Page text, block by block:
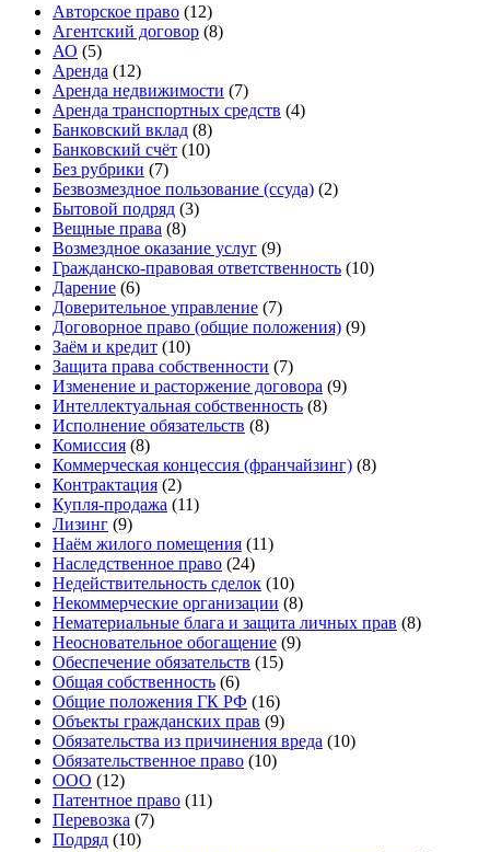
Авторское право (12)
Агентский договор (8)
АО (5)
Аренда (12)
Аренда недвижимости (7)
Аренда транспортных средств (4)
Банковский вклад (8)
Банковский счёт (10)
Без рубрики (7)
Безвозмездное пользование (ссуда) (2)
Бытовой подряд (3)
Вещные права (8)
Возмездное оказание услуг (9)
Гражданско-правовая ответственность (10)
Дарение (6)
Доверительное управление (7)
Договорное право (общие положения) (9)
Заём и кредит (10)
Защита права собственности (7)
Изменение и расторжение договора (9)
Интеллектуальная собственность (8)
Исполнение обязательств (8)
Комиссия (8)
Коммерческая концессия (франчайзинг) (8)
Контрактация (2)
Купля-продажа (11)
Лизинг (9)
Наём жилого помещения (11)
Наследственное право (24)
Недействительность сделок (10)
Некоммерческие организации (8)
Нематериальные блага и защита личных прав (8)
Неосновательное обогащение (9)
Обеспечение обязательств (15)
Общая собственность (6)
Общие положения ГК РФ (16)
Объекты гражданских прав (9)
Обязательства из причинения вреда (10)
Обязательственное право (10)
ООО (12)
Патентное право (11)
Перевозка (7)
Подряд (10)